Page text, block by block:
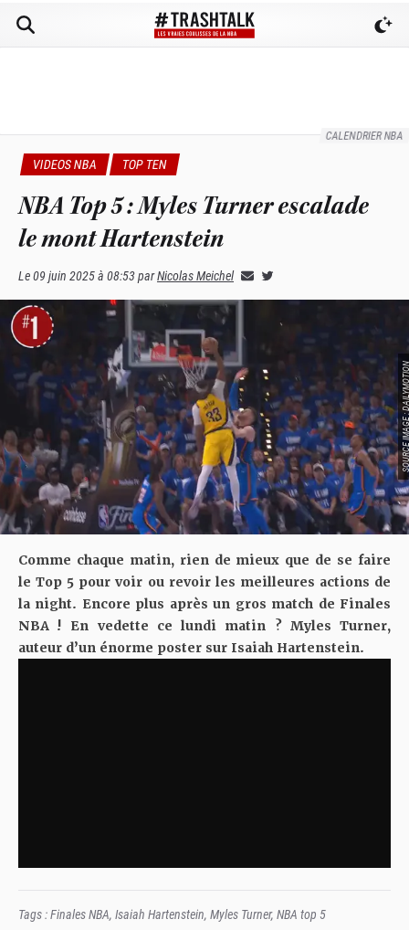
CALENDRIER NBA
VIDEOS NBA TOP TEN
NBA Top 5 : Myles Turner escalade
le mont Hartenstein
Le09 juin 2025 à 08:53parNicolas Meichel
SOURCE
Comme chaque matin, rien de mieux que de se faire
le Top 5 pour voir ou revoir les meilleures actions de
la night. Encore plus après un gros match de Finales
NBA ! En vedette ce lundi matin ? Myles Turner,
auteur d’un énorme poster sur Isaiah Hartenstein.
Tags :Finales NBA, Isaiah Hartenstein, Myles Turner, NBA top 5